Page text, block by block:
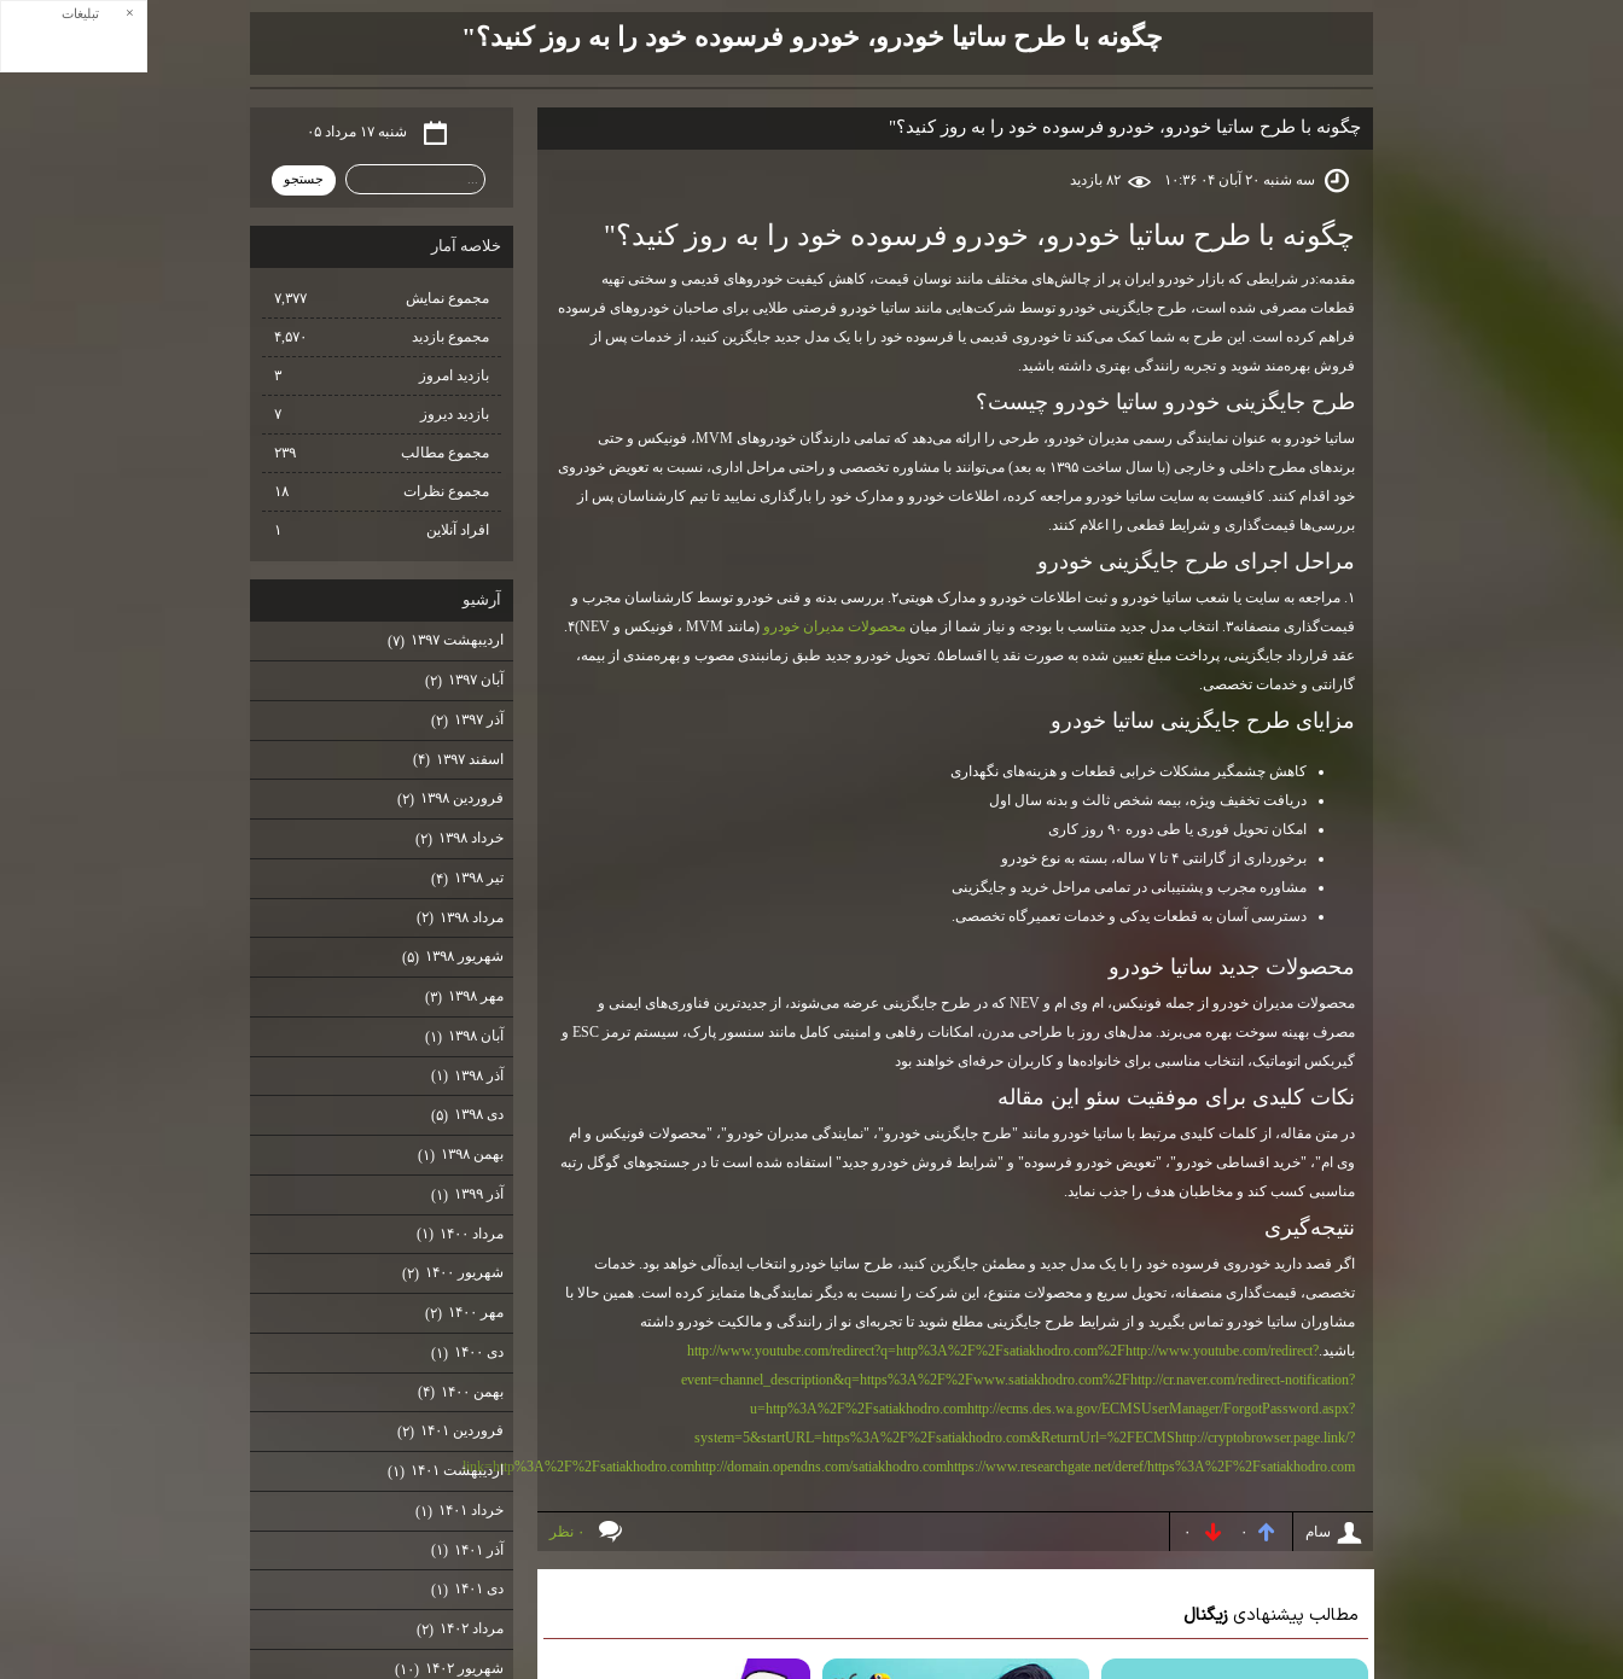
چگونه با طرح ساتیا خودرو، خودرو فرسوده خود را به روز کنید؟"
چگونه با طرح ساتیا خودرو، خودرو فرسوده خود را به روز کنید؟"
سه شنبه ۲۰ آبان ۰۴ ۱۰:۳۶
چگونه با طرح ساتیا خودرو، خودرو فرسوده خود را به روز کنید؟"
مقدمه:در شرایطی که بازار خودرو ایران پر از چالش‌های مختلف مانند نوسان قیمت، کاهش کیفیت خودروهای قدیمی و سختی تهیه
قطعات مصرفی شده است، طرح جایگزینی خودرو توسط شرکت‌هایی مانند ساتیا خودرو فرصتی طلایی برای صاحبان خودروهای فرسوده
فراهم کرده است. این طرح به شما کمک می‌کند تا خودروی قدیمی یا فرسوده خود را با یک مدل جدید جایگزین کنید، از خدمات پس از
فروش بهره‌مند شوید و تجربه رانندگی بهتری داشته باشید.
طرح جایگزینی خودرو ساتیا خودرو چیست؟
ساتیا خودرو به عنوان نمایندگی رسمی مدیران خودرو، طرحی را ارائه می‌دهد که تمامی دارندگان خودروهای MVM، فونیکس و حتی
برندهای مطرح داخلی و خارجی (با سال ساخت ۱۳۹۵ به بعد) می‌توانند با مشاوره تخصصی و راحتی مراحل اداری، نسبت به تعویض خودروی
خود اقدام کنند. کافیست به سایت ساتیا خودرو مراجعه کرده، اطلاعات خودرو و مدارک خود را بارگذاری نمایید تا تیم کارشناسان پس از
بررسی‌ها قیمت‌گذاری و شرایط قطعی را اعلام کنند.
مراحل اجرای طرح جایگزینی خودرو
۱. مراجعه به سایت یا شعب ساتیا خودرو و ثبت اطلاعات خودرو و مدارک هویتی۲. بررسی بدنه و فنی خودرو توسط کارشناسان مجرب و
قیمت‌گذاری منصفانه۳. انتخاب مدل جدید متناسب با بودجه و نیاز شما از میان
محصولات مدیران خودرو
(مانند MVM ، فونیکس و NEV)۴.
عقد قرارداد جایگزینی، پرداخت مبلغ تعیین شده به صورت نقد یا اقساط۵. تحویل خودرو جدید طبق زمانبندی مصوب و بهره‌مندی از بیمه،
گارانتی و خدمات تخصصی.
مزایای طرح جایگزینی ساتیا خودرو
کاهش چشمگیر مشکلات خرابی قطعات و هزینه‌های نگهداری
دریافت تخفیف ویژه، بیمه شخص ثالث و بدنه سال اول
امکان تحویل فوری یا طی دوره ۹۰ روز کاری
برخورداری از گارانتی ۴ تا ۷ ساله، بسته به نوع خودرو
مشاوره مجرب و پشتیبانی در تمامی مراحل خرید و جایگزینی
دسترسی آسان به قطعات یدکی و خدمات تعمیرگاه تخصصی.
محصولات جدید ساتیا خودرو
محصولات مدیران خودرو از جمله فونیکس، ام وی ام و NEV که در طرح جایگزینی عرضه می‌شوند، از جدیدترین فناوری‌های ایمنی و
مصرف بهینه سوخت بهره می‌برند. مدل‌های روز با طراحی مدرن، امکانات رفاهی و امنیتی کامل مانند سنسور پارک، سیستم ترمز ESC و
گیربکس اتوماتیک، انتخاب مناسبی برای خانواده‌ها و کاربران حرفه‌ای خواهند بود
نکات کلیدی برای موفقیت سئو این مقاله
در متن مقاله، از کلمات کلیدی مرتبط با ساتیا خودرو مانند "طرح جایگزینی خودرو"، "نمایندگی مدیران خودرو"، "محصولات فونیکس و ام
وی ام"، "خرید اقساطی خودرو"، "تعویض خودرو فرسوده" و "شرایط فروش خودرو جدید" استفاده شده است تا در جستجوهای گوگل رتبه
مناسبی کسب کند و مخاطبان هدف را جذب نماید.
نتیجه‌گیری
اگر قصد دارید خودروی فرسوده خود را با یک مدل جدید و مطمئن جایگزین کنید، طرح ساتیا خودرو انتخاب ایده‌آلی خواهد بود. خدمات
تخصصی، قیمت‌گذاری منصفانه، تحویل سریع و محصولات متنوع، این شرکت را نسبت به دیگر نمایندگی‌ها متمایز کرده است. همین حالا با
مشاوران ساتیا خودرو تماس بگیرید و از شرایط طرح جایگزینی مطلع شوید تا تجربه‌ای نو از رانندگی و مالکیت خودرو داشته
باشید.
http://www.youtube.com/redirect?q=http%3A%2F%2Fsatiakhodro.com%2Fhttp://www.youtube.com/redirect?
event=channel_description&q=https%3A%2F%2Fwww.satiakhodro.com%2Fhttp://cr.naver.com/redirect-notification?
u=http%3A%2F%2Fsatiakhodro.comhttp://ecms.des.wa.gov/ECMSUserManager/ForgotPassword.aspx?
system=5&startURL=https%3A%2F%2Fsatiakhodro.com&ReturnUrl=%2FECMShttp://cryptobrowser.page.link/?
link=http%3A%2F%2Fsatiakhodro.comhttp://domain.opendns.com/satiakhodro.comhttps://www.researchgate.net/deref/https%3A%2F%2Fsatiakhodro.com
سام ۰ ۰ ۰ نظر
شنبه ۱۷ مرداد ۰۵
خلاصه آمار
مجموع نمایش‌ ۷,۳۷۷
مجموع بازدید ۴,۵۷۰
بازدید امروز ۳
بازدید دیروز ۷
مجموع مطالب ۲۳۹
مجموع نظرات ۱۸
افراد آنلاین ۱
آرشيو
اردیبهشت ۱۳۹۷ (۷)
آبان ۱۳۹۷ (۲)
آذر ۱۳۹۷ (۲)
اسفند ۱۳۹۷ (۴)
فروردین ۱۳۹۸ (۲)
خرداد ۱۳۹۸ (۲)
تیر ۱۳۹۸ (۴)
مرداد ۱۳۹۸ (۲)
شهریور ۱۳۹۸ (۵)
مهر ۱۳۹۸ (۳)
آبان ۱۳۹۸ (۱)
آذر ۱۳۹۸ (۱)
دی ۱۳۹۸ (۵)
بهمن ۱۳۹۸ (۱)
آذر ۱۳۹۹ (۱)
مرداد ۱۴۰۰ (۱)
شهریور ۱۴۰۰ (۲)
مهر ۱۴۰۰ (۲)
دی ۱۴۰۰ (۱)
بهمن ۱۴۰۰ (۴)
فروردین ۱۴۰۱ (۲)
اردیبهشت ۱۴۰۱ (۱)
خرداد ۱۴۰۱ (۱)
آذر ۱۴۰۱ (۱)
دی ۱۴۰۱ (۱)
مرداد ۱۴۰۲ (۲)
شهریور ۱۴۰۲ (۱۰)
تبلیغات ×